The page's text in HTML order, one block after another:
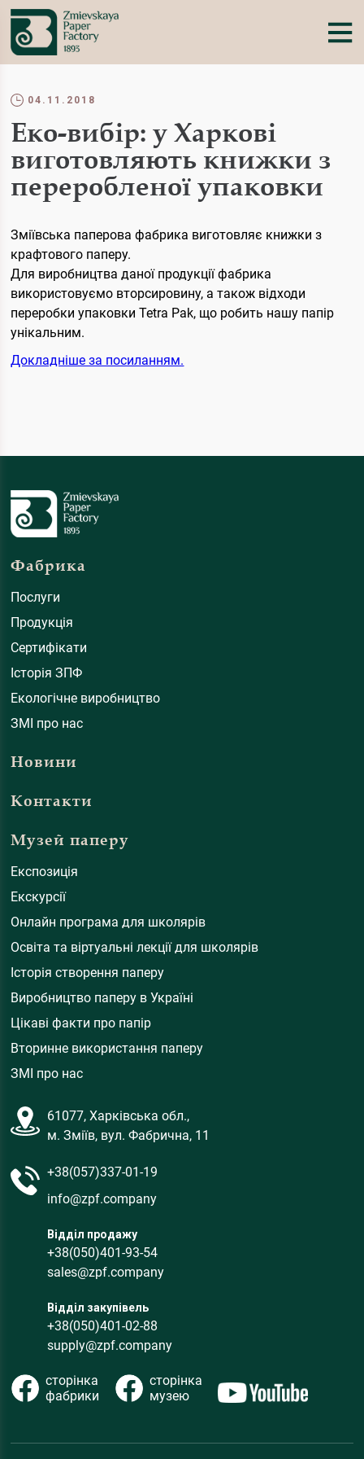
04.11.2018
Еко-вибір: у Харкові
виготовляють книжки з
переробленої упаковки
Зміївська паперова фабрика виготовляє книжки з
крафтового паперу.
Для виробництва даної продукції фабрика
використовуємо вторсировину, а також відходи
переробки упаковки Tetra Pak, що робить нашу папір
унікальним.
Докладніше за посиланням.
Фабрика
Послуги
Продукція
Сертифікати
Історія ЗПФ
Екологічне виробництво
ЗМІ про нас
Новини
Контакти
Музей паперу
Експозиція
Екскурсії
Онлайн програма для школярів
Освіта та віртуальні лекції для школярів
Історія створення паперу
Виробництво паперу в Україні
Цікаві факти про папір
Вторинне використання паперу
ЗМІ про нас
61077, Харківська обл.,
м. Зміїв, вул. Фабрична, 11
+38(057)337-01-19
info@zpf.company
Відділ продажу
+38(050)401-93-54
sales@zpf.company
Відділ закупівель
+38(050)401-02-88
supply@zpf.company
сторінка
фабрики
сторінка
музею